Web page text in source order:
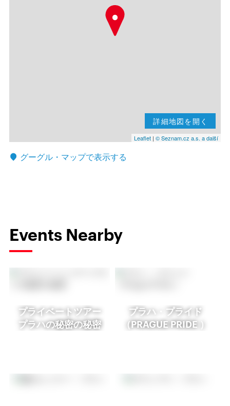
詳細地図を開く
Leaflet | © Seznam.cz a.s. a další
グーグル・マップで表示する
Events Nearby
プライベートツアー
プラハの秘密の秘密
プラハ・プライド
（PRAGUE PRIDE ）